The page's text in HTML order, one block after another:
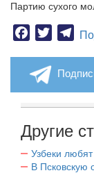
Партию сухого
Facebook
Twitter
Другие
Узбеки любят
В Псковскую